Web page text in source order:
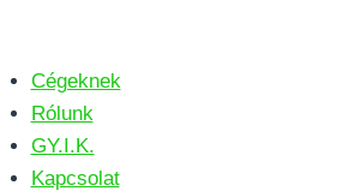
Cégeknek
Rólunk
GY.I.K.
Kapcsolat